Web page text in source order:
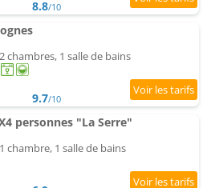
8.8/10
chambres, 1 salle de bains
9.7/10
personnes "La Serre"
chambre, 1 salle de bains